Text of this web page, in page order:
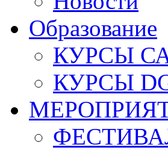
Образование
КУРСЫ
КУРСЫ